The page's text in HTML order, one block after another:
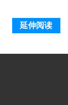
延伸阅读